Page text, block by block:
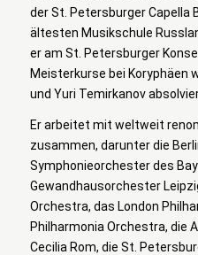
der St. Petersburger Capella
ältesten Musikschule
er am St. Petersburger
Meisterkurse bei Koryphäen
und Yuri Temirkanov
Er arbeitet mit weltweit
zusammen, darunter die
Symphonieorchester des
Gewandhausorchester
Orchestra, das London
Philharmonia Orchestra, die
Cecilia Rom, die St.